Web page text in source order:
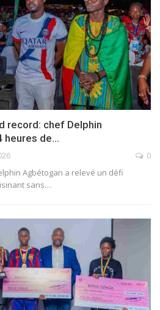
record: chef Delphin
heures de…
0
Agbétogan a relevé un défi
sans…